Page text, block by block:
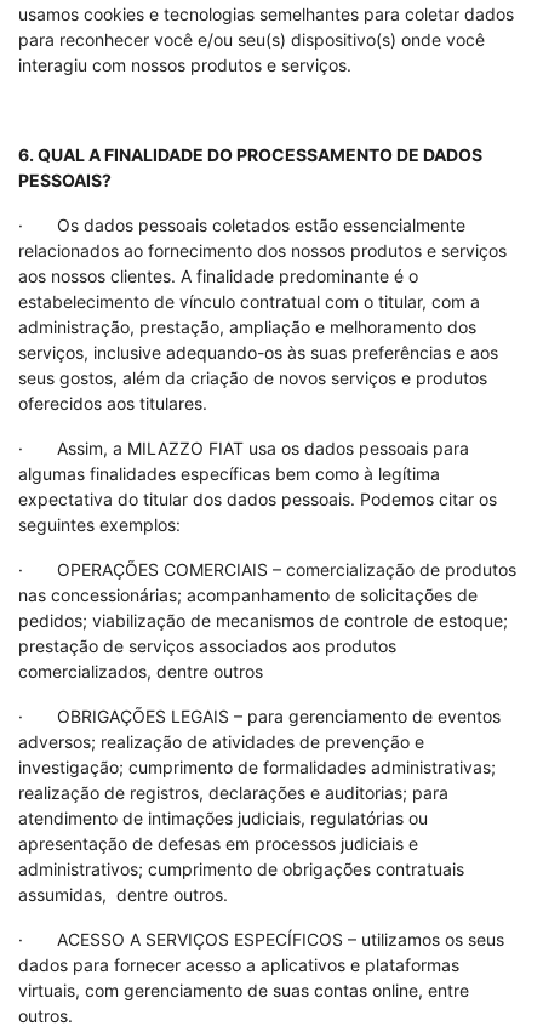
usamos cookies e tecnologias semelhantes para coletar dados
para reconhecer você e/ou seu(s) dispositivo(s) onde você
interagiu com nossos produtos e serviços.
6. QUAL A FINALIDADE DO PROCESSAMENTO DE DADOS
PESSOAIS?
· Os dados pessoais coletados estão essencialmente
relacionados ao fornecimento dos nossos produtos e serviços
aos nossos clientes. A finalidade predominante é o
estabelecimento de vínculo contratual com o titular, com a
administração, prestação, ampliação e melhoramento dos
serviços, inclusive adequando-os às suas preferências e aos
seus gostos, além da criação de novos serviços e produtos
oferecidos aos titulares.
· Assim, a MILAZZO FIAT usa os dados pessoais para
algumas finalidades específicas bem como à legítima
expectativa do titular dos dados pessoais. Podemos citar os
seguintes exemplos:
· OPERAÇÕES COMERCIAIS – comercialização de produtos
nas concessionárias; acompanhamento de solicitações de
pedidos; viabilização de mecanismos de controle de estoque;
prestação de serviços associados aos produtos
comercializados, dentre outros
· OBRIGAÇÕES LEGAIS – para gerenciamento de eventos
adversos; realização de atividades de prevenção e
investigação; cumprimento de formalidades administrativas;
realização de registros, declarações e auditorias; para
atendimento de intimações judiciais, regulatórias ou
apresentação de defesas em processos judiciais e
administrativos; cumprimento de obrigações contratuais
assumidas, dentre outros.
· ACESSO A SERVIÇOS ESPECÍFICOS – utilizamos os seus
dados para fornecer acesso a aplicativos e plataformas
virtuais, com gerenciamento de suas contas online, entre
outros.